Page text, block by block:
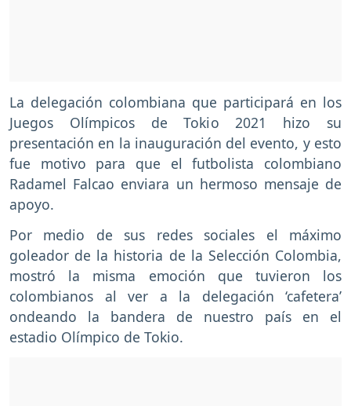
La delegación colombiana que participará en los
Juegos Olímpicos de Tokio 2021 hizo su
presentación en la inauguración del evento, y esto
fue motivo para que el futbolista colombiano
Radamel Falcao enviara un hermoso mensaje de
apoyo.
Por medio de sus redes sociales el máximo
goleador de la historia de la Selección Colombia,
mostró la misma emoción que tuvieron los
colombianos al ver a la delegación ‘cafetera’
ondeando la bandera de nuestro país en el
estadio Olímpico de Tokio.